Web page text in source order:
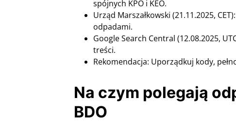
spójnych KPO i KEO.
Urząd Marszałkowski (21.11.2025,
odpadami.
Google Search Central (12.08.2025,
treści.
Rekomendacja: Uporządkuj kody,
Na czym polegają
BDO